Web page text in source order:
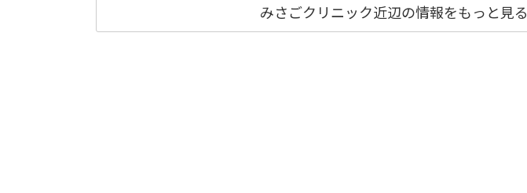
みさごクリニック近辺の情報をもっと見る